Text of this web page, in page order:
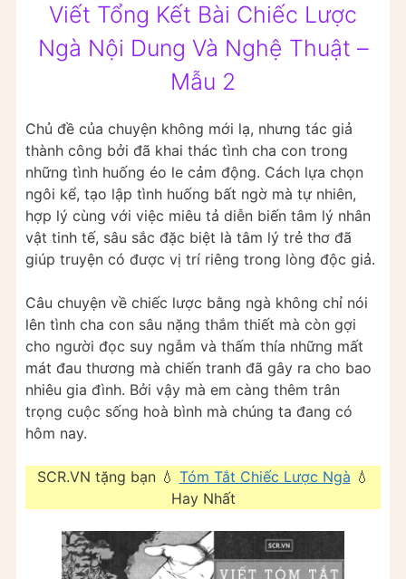
Viết Tổng Kết Bài Chiếc Lược
Ngà Nội Dung Và Nghệ Thuật –
Mẫu 2
Chủ đề của chuyện không mới lạ, nhưng tác giả
thành công bởi đã khai thác tình cha con trong
những tình huống éo le cảm động. Cách lựa chọn
ngôi kể, tạo lập tình huống bất ngờ mà tự nhiên,
hợp lý cùng với việc miêu tả diễn biến tâm lý nhân
vật tinh tế, sâu sắc đặc biệt là tâm lý trẻ thơ đã
giúp truyện có được vị trí riêng trong lòng độc giả.
Câu chuyện về chiếc lược bằng ngà không chỉ nói
lên tình cha con sâu nặng thắm thiết mà còn gợi
cho người đọc suy ngẫm và thấm thía những mất
mát đau thương mà chiến tranh đã gây ra cho bao
nhiêu gia đình. Bởi vậy mà em càng thêm trân
trọng cuộc sống hoà bình mà chúng ta đang có
hôm nay.
SCR.VN tặng bạn 💧 Tóm Tắt Chiếc Lược Ngà 💧
Hay Nhất